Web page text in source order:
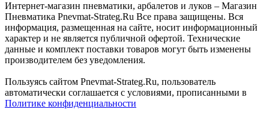
Интернет-магазин пневматики, арбалетов и луков – Магазин
Пневматика Pnevmat-Strateg.Ru Все права защищены. Вся
информация, размещенная на сайте, носит информационный
характер и не является публичной офертой. Технические
данные и комплект поставки товаров могут быть изменены
производителем без уведомления.
Пользуясь сайтом Pnevmat-Strateg.Ru, пользователь
автоматически соглашается с условиями, прописанными в
Политике конфиденциальности